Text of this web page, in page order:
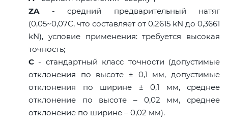
ZA- средний предварительный натяг
(0,05~0,07C, что составляет от 0,2615 kN до 0,3661
kN), условие применения: требуется высокая
точность;
C - стандартный класс точности (допустимые
отклонения по высоте ± 0,1 мм, допустимые
отклонения по ширине ± 0,1 мм, среднее
отклонение по высоте – 0,02 мм, среднее
отклонение по ширине – 0,02 мм).